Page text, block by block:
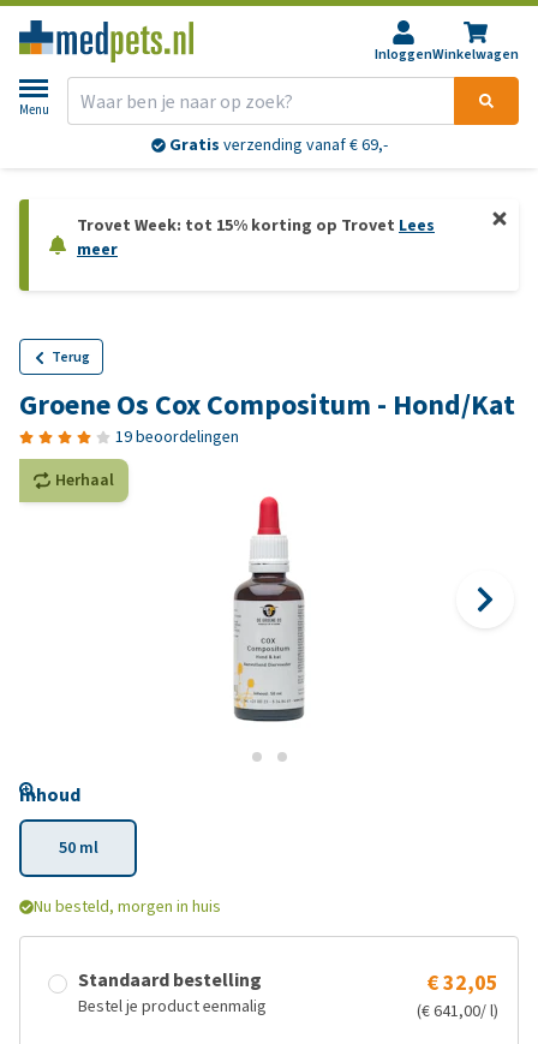
InloggenWinkelwagen
Menu
Gratis verzending vanaf € 69,-
Trovet Week: tot 15% korting op Trovet Lees
meer
Terug
Groene Os Cox Compositum - Hond/Kat
19 beoordelingen
Herhaal
Inhoud
50 ml
Nu besteld, morgen in huis
Standaard bestelling
Bestel je product eenmalig
€ 32,05
(€ 641,00/ l)